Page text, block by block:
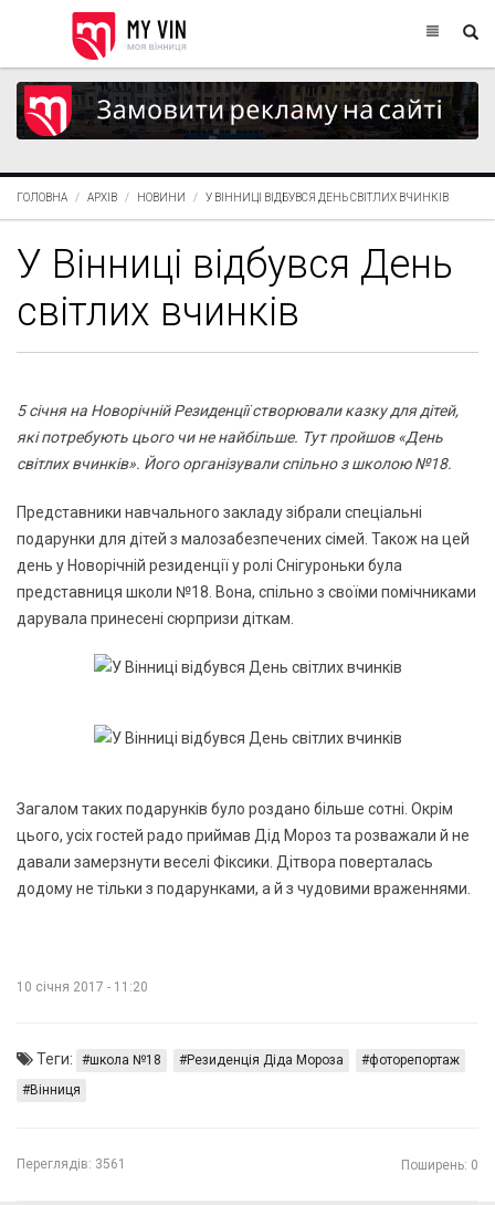
ГОЛОВНА АРХІВ НОВИНИ У ВІННИЦІ ВІДБУВСЯ ДЕНЬ СВІТЛИХ ВЧИНКІВ
У Вінниці відбувся День
світлих вчинків
5 січня на Новорічній Резиденції створювали казку для дітей,
які потребують цього чи не найбільше. Тут пройшов «День
світлих вчинків». Його організували спільно з школою №18.
Представники навчального закладу зібрали спеціальні
подарунки для дітей з малозабезпечених сімей. Також на цей
день у Новорічній резиденції у ролі Снігуроньки була
представниця школи №18. Вона, спільно з своїми помічниками
дарувала принесені сюрпризи діткам.
Загалом таких подарунків було роздано більше сотні. Окрім
цього, усіх гостей радо приймав Дід Мороз та розважали й не
давали замерзнути веселі Фіксики. Дітвора поверталась
додому не тільки з подарунками, а й з чудовими враженнями.
10 січня 2017 - 11:20
Теги: школа №18 Резиденція Діда Мороза
фоторепортаж
Вінниця
Переглядів: 3561 Поширень: 0